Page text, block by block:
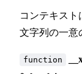
コンテキス
文字列の一意
function